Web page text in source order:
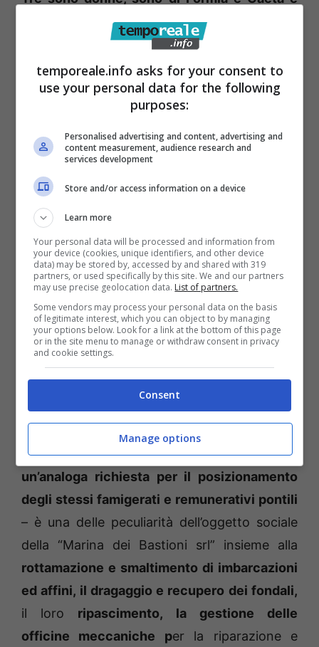
detengono il 28,34% delle azioni, il quarto è
una …concessionaria automobilistica di
Napoli, con il 15%. Con una particolarità che
non è passata subito inosservata al
consigliere De Angelis: uno dei quattro soci è
la compagna di un autorevole candidato in
lizza in una delle nove liste che hanno
sostenuto nel giugno 2022 la plebiscitaria
anche il più fedele ed ascoltato punto di
riferimento per l’organizzazione e la gestione
della vittoriosa campagna elettorale) nonché
nuora (di fatto) di un ex potente dirigente
dell’ex consorzio industriale del sud pontino.
Tutto nella norma, o almeno, tranne che per
un particolare che il dirigente dell’Asdp
Matteuzzi ha dovuto evidenziare nell’avviso
pubblico del 19 giugno.E così che il
consigliere De Angelis ha deciso di
presentare le sue osservazioni perché
un’analoga richiesta per il posizionamento
degli stessi famigerati e remunerativi pontili
– è una delle peculiarità dell’oggetto sociale
della “Marina dei Bastioni srl” insieme alla
rottamazione e smaltimento di imbarcazioni
ed affini, il dragaggio e recupero dei fondali,
il loro ripascimento, la gestione delle
officine meccaniche per la riparazione e
temporeale.info asks for your consent to
use your personal data for the following
purposes:
Personalised advertising and content, advertising and
content measurement, audience research and
services development
Store and/or access information on a device
Learn more
Your personal data will be processed and information from
your device (cookies, unique identifiers, and other device
data) may be stored by, accessed by and shared with 319
partners, or used specifically by this site. We and our partners
may use precise geolocation data. List of partners.
Some vendors may process your personal data on the basis
of legitimate interest, which you can object to by managing
your options below. Look for a link at the bottom of this page
or in the site menu to manage or withdraw consent in privacy
and cookie settings.
Consent
Manage options